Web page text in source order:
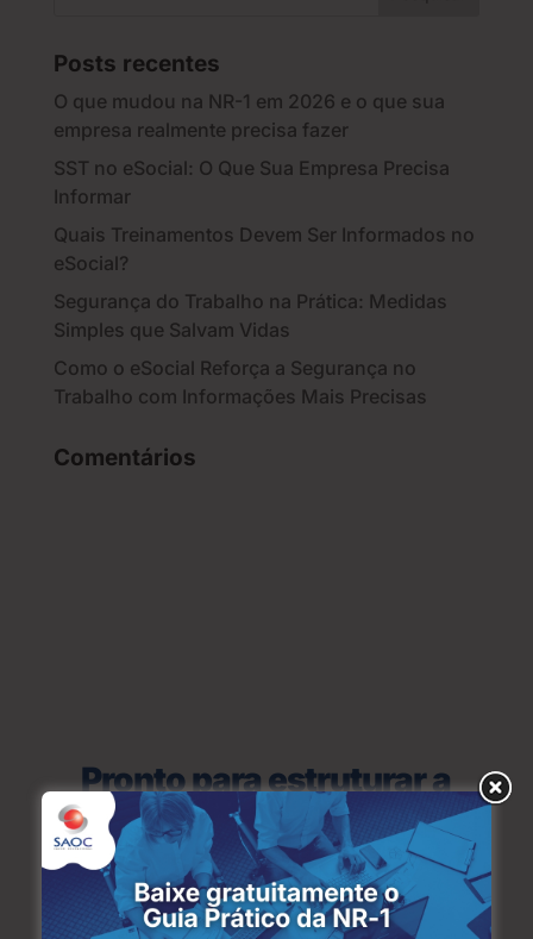
Posts recentes
O que mudou na NR-1 em 2026 e o que sua
empresa realmente precisa fazer
SST no eSocial: O Que Sua Empresa Precisa
Informar
Quais Treinamentos Devem Ser Informados no
eSocial?
Segurança do Trabalho na Prática: Medidas
Simples que Salvam Vidas
Como o eSocial Reforça a Segurança no
Trabalho com Informações Mais Precisas
Comentários
Pronto para estruturar a
saúde ocupacional da sua
empresa?
Preencha o formulário para falar com um
especialista da SAOC e descubra como agilizar